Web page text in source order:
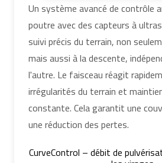
Un système avancé de contrôle
poutre avec des capteurs à
suivi précis du terrain, non
mais aussi à la descente,
l'autre. Le faisceau réagit
irrégularités du terrain et
constante. Cela garantit une
une réduction des pertes.
CurveControl – débit de